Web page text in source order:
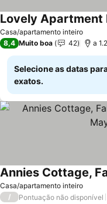
Casa/apartamento inteiro
Lovely Apartment
8,4 Muito boa 42 a
Selecione as datas
exatos.
Casa/apartamento inteiro
Ver preços
/ Pontuação não disponível